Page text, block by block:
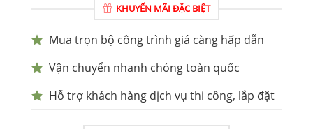
KHUYẾN MÃI ĐẶC BIỆT
Mua trọn bộ công trình giá càng hấp dẫn
Vận chuyển nhanh chóng toàn quốc
Hỗ trợ khách hàng dịch vụ thi công, lắp đặt